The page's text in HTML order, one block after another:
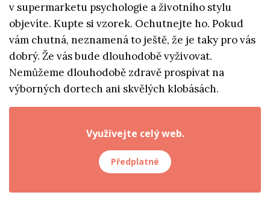
v supermarketu psychologie a životního stylu
objevíte. Kupte si vzorek. Ochutnejte ho. Pokud
vám chutná, neznamená to ještě, že je taky pro vás
dobrý. Že vás bude dlouhodobě vyživovat.
Nemůžeme dlouhodobě zdravě prospívat na
výborných dortech ani skvělých klobásách.
Využívejte celý web.
Předplatné